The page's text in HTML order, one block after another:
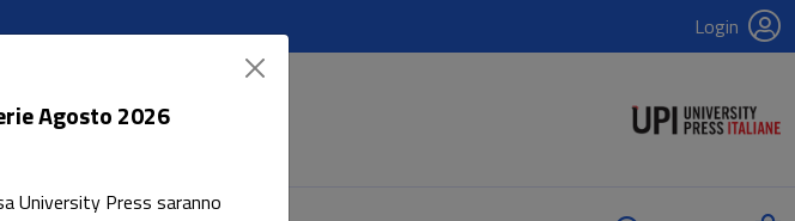
Login
Agosto 2026
University Press saranno